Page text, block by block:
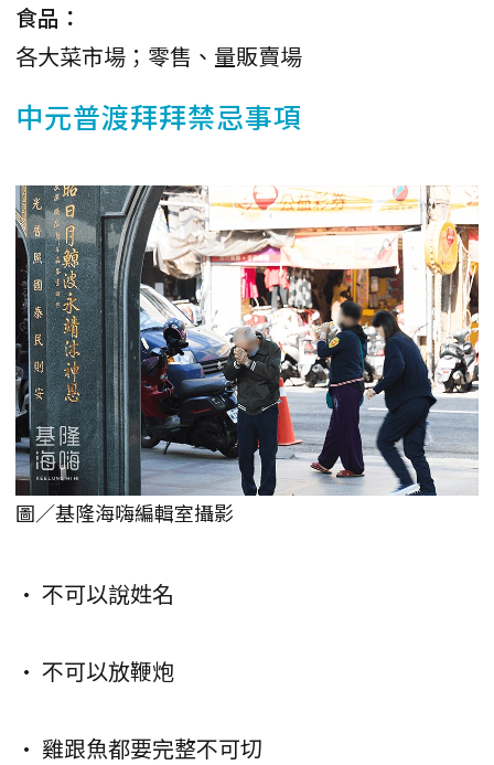
食品：
各大菜市場；零售、量販賣場
中元普渡拜拜禁忌事項
圖／基隆海嗨編輯室攝影
• 不可以說姓名
• 不可以放鞭炮
• 雞跟魚都要完整不可切